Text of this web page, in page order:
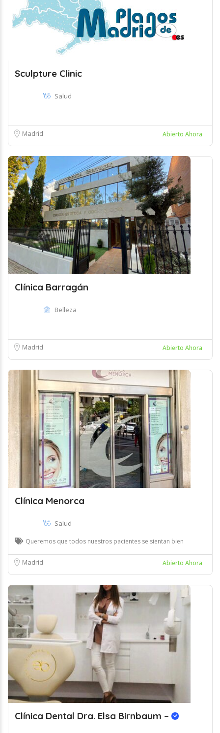
Sculpture Clinic
Salud
Madrid Abierto Ahora
Clínica Barragán
Belleza
Madrid Abierto Ahora
Clínica Menorca
Salud
Queremos que todos nuestros pacientes se sientan bien
Madrid Abierto Ahora
Clínica Dental Dra. Elsa Birnbaum –